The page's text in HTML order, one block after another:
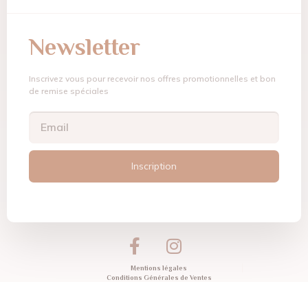
Newsletter
Inscrivez vous pour recevoir nos offres promotionnelles et bon
de remise spéciales
Inscription
Mentions légales
Conditions Générales de Ventes